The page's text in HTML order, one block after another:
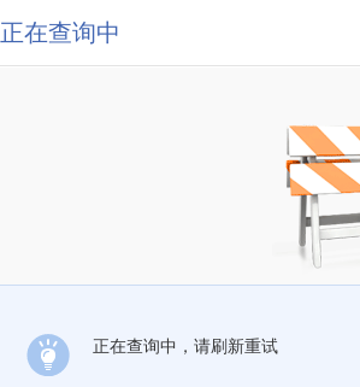
正在查询中
正在查询中，请刷新重试